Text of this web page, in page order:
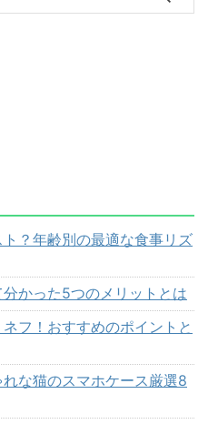
？年齢別の最適な食事リズ
かった5つのメリットとは
フ！おすすめのポイントと
な猫のスマホケース厳選8